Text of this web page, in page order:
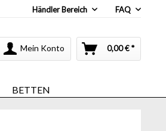
Händler Bereich FAQ
Mein Konto 0,00 € *
BETTEN